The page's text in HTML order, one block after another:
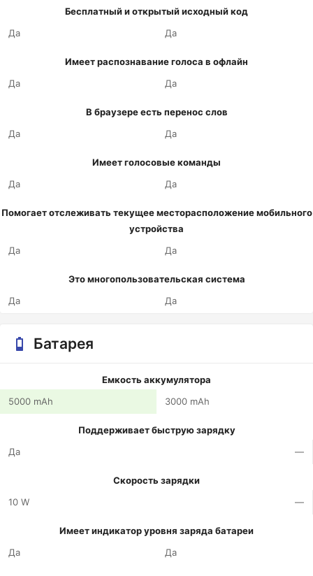
Бесплатный и открытый исходный код
Да
Да
Имеет распознавание голоса в офлайн
Да
Да
В браузере есть перенос слов
Да
Да
Имеет голосовые команды
Да
Да
Помогает отслеживать текущее месторасположение мобильного
устройства
Да
Да
Это многопользовательская система
Да
Да
Батарея
Емкость аккумулятора
5000 mAh
3000 mAh
Поддерживает быструю зарядку
Да
—
Скорость зарядки
10 W
—
Имеет индикатор уровня заряда батареи
Да
Да